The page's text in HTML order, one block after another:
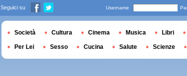
Seguici su Username
Società Cultura Cinema Musica Libri
Per Lei Sesso Cucina Salute Scienze